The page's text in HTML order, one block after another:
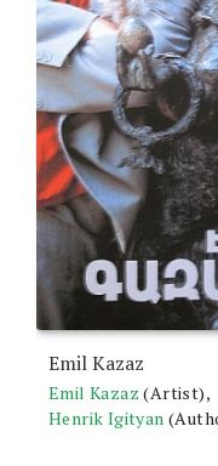
Emil Kazaz
Emil Kazaz (Artist),
Henrik Igityan